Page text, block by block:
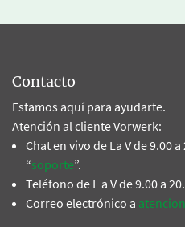
Contacto
Estamos aquí para ayudarte.
Atención al cliente Vorwerk:
Chat en vivo de La V de 9.00
“soporte”.
Teléfono de L a V de 9.00 a
Correo electrónico a